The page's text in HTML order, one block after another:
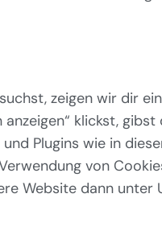
zeigen wir dir
klickst,
Plugins wie in
von
Website dann